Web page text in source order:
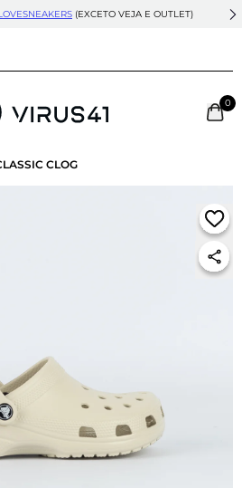
(EXCETO VEJA E OUTLET)
0
CLOG